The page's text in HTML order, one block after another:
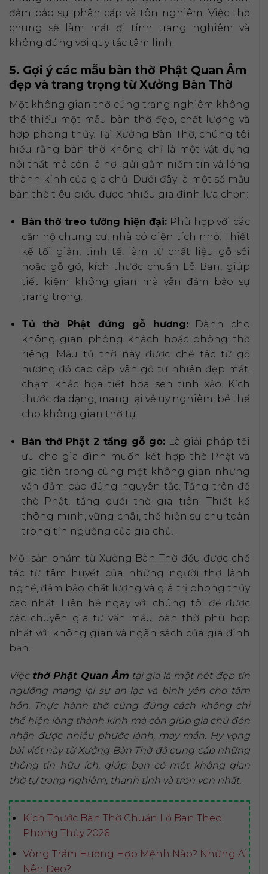
đảm bảo sự phân cấp và tôn nghiêm. Việc thờ
chung sẽ làm mất đi tính trang nghiêm và
không đúng với quy tắc tâm linh.
5. Gợi ý các mẫu bàn thờ Phật Quan Âm
đẹp và trang trọng từ Xưởng Bàn Thờ
Một không gian thờ cúng trang nghiêm không
thể thiếu một mẫu bàn thờ đẹp, chất lượng và
hợp phong thủy. Tại Xưởng Bàn Thờ, chúng tôi
hiểu rằng bàn thờ không chỉ là một vật dụng
nội thất mà còn là nơi gửi gắm niềm tin và lòng
thành kính của gia chủ. Dưới đây là một số mẫu
bàn thờ tiêu biểu được nhiều gia đình lựa chọn:
Bàn thờ treo tường hiện đại: Phù hợp với các
căn hộ chung cư, nhà có diện tích nhỏ. Thiết
kế tối giản, tinh tế, làm từ chất liệu gỗ sồi
hoặc gỗ gõ, kích thước chuẩn Lỗ Ban, giúp
tiết kiệm không gian mà vẫn đảm bảo sự
trang trọng.
Tủ thờ Phật đứng gỗ hương:Dành cho
không gian phòng khách hoặc phòng thờ
riêng. Mẫu tủ thờ này được chế tác từ gỗ
hương đỏ cao cấp, vân gỗ tự nhiên đẹp mắt,
chạm khắc họa tiết hoa sen tinh xảo. Kích
thước đa dạng, mang lại vẻ uy nghiêm, bề thế
cho không gian thờ tự.
Bàn thờ Phật 2 tầng gỗ gõ:Là giải pháp tối
ưu cho gia đình muốn kết hợp thờ Phật và
gia tiên trong cùng một không gian nhưng
vẫn đảm bảo đúng nguyên tắc. Tầng trên để
thờ Phật, tầng dưới thờ gia tiên. Thiết kế
thông minh, vững chãi, thể hiện sự chu toàn
trong tín ngưỡng của gia chủ.
Mỗi sản phẩm từ Xưởng Bàn Thờ đều được chế
tác từ tâm huyết của những người thợ lành
nghề, đảm bảo chất lượng và giá trị phong thủy
cao nhất. Liên hệ ngay với chúng tôi để được
các chuyên gia tư vấn mẫu bàn thờ phù hợp
nhất với không gian và ngân sách của gia đình
bạn.
Việc thờ Phật Quan Âmtại gia là một nét đẹp tín
ngưỡng mang lại sự an lạc và bình yên cho tâm
hồn. Thực hành thờ cúng đúng cách không chỉ
thể hiện lòng thành kính mà còn giúp gia chủ đón
nhận được nhiều phước lành, may mắn. Hy vọng
bài viết này từ Xưởng Bàn Thờ đã cung cấp những
thông tin hữu ích, giúp bạn có một không gian
thờ tự trang nghiêm, thanh tịnh và trọn vẹn nhất.
Kích Thước Bàn Thờ Chuẩn Lỗ Ban Theo
Phong Thủy 2026
Vòng Trầm Hương Hợp Mệnh Nào? Những Ai
Nên Đeo?